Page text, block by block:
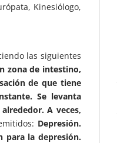
Kinesiólogo,
las siguientes
zona de intestino,
de que tiene
Se levanta
A veces,
Depresión.
para la depresión.